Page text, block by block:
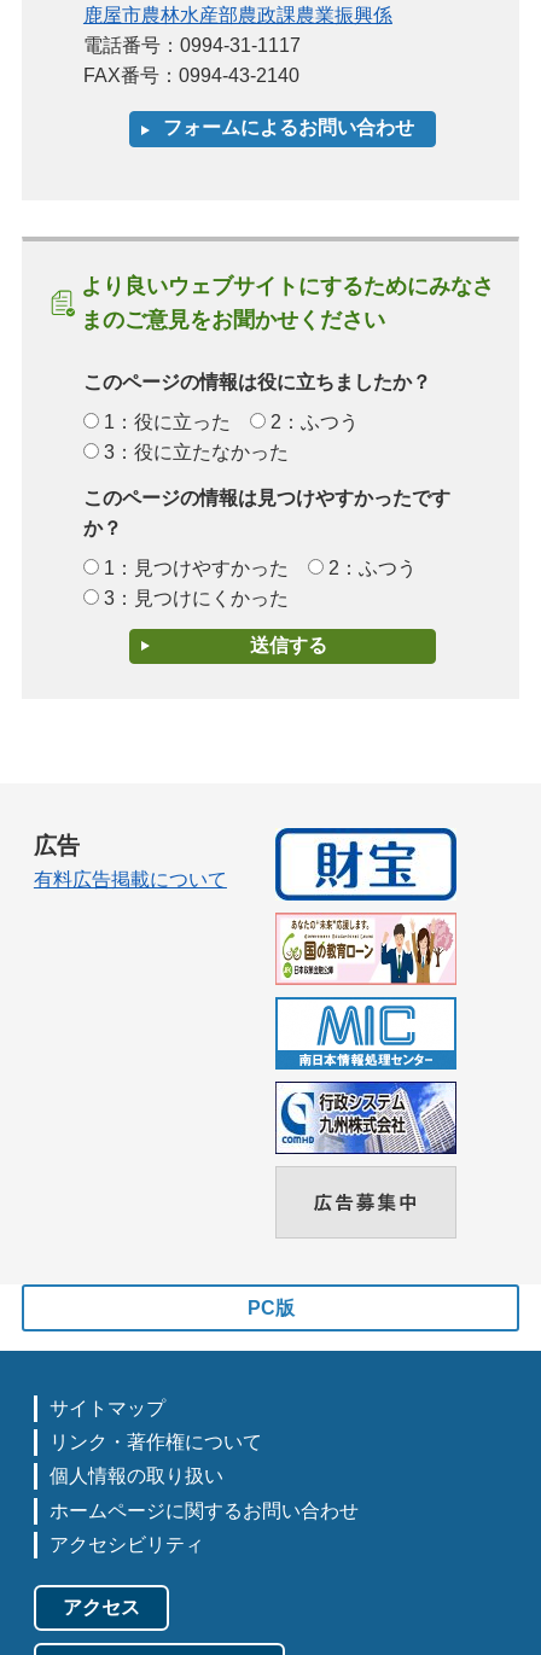
鹿屋市農林水産部農政課農業振興係
電話番号：0994-31-1117
FAX番号：0994-43-2140
より良いウェブサイトにするためにみなさ
まのご意見をお聞かせください
このページの情報は役に立ちましたか？
1：役に立った
2：ふつう
3：役に立たなかった
このページの情報は見つけやすかったです
か？
1：見つけやすかった
2：ふつう
3：見つけにくかった
広告
有料広告掲載について
PC版
サイトマップ
リンク・著作権について
個人情報の取り扱い
ホームページに関するお問い合わせ
アクセシビリティ
アクセス